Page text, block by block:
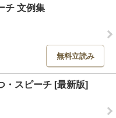
チ 文例集
無料立読み
・スピーチ [最新版]